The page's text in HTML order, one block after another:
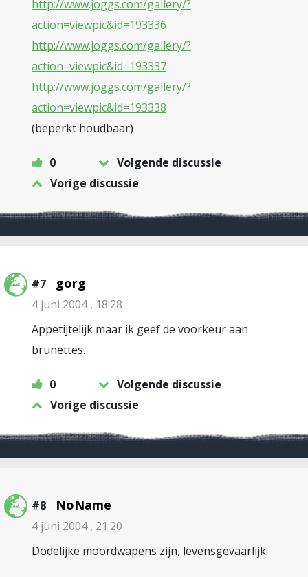
http://www.joggs.com/gallery/?
action=viewpic&id=193336
http://www.joggs.com/gallery/?
action=viewpic&id=193337
http://www.joggs.com/gallery/?
action=viewpic&id=193338
(beperkt houdbaar)
0
Volgende discussie
Vorige discussie
#7 gorg
4 juni 2004 , 18:28
Appetijtelijk maar ik geef de voorkeur aan
brunettes.
0
Volgende discussie
Vorige discussie
#8 NoName
4 juni 2004 , 21:20
Dodelijke moordwapens zijn, levensgevaarlijk.